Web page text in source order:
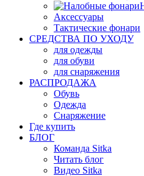
Аксессуары
Тактические фонари
СРЕДСТВА ПО УХОДУ
для одежды
для обуви
для снаряжения
РАСПРОДАЖА
Обувь
Одежда
Снаряжение
Где купить
БЛОГ
Команда Sitka
Читать блог
Видео Sitka